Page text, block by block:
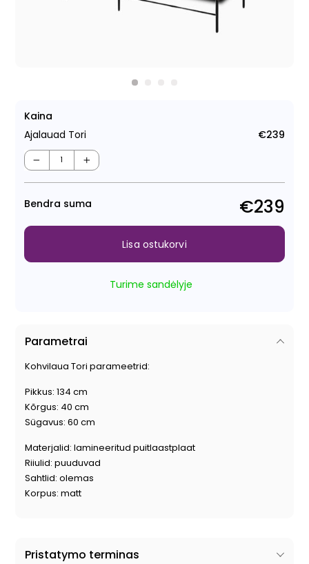
Kaina
Ajalauad Tori
€239
− +
Bendra suma €239
Turime sandėlyje
Lisa ostukorvi
Parametrai
Kohvilaua Tori parameetrid:
Pikkus: 134 cm
Kõrgus: 40 cm
Sügavus: 60 cm
Materjalid: lamineeritud puitlaastplaat
Riiulid: puuduvad
Sahtlid: olemas
Korpus: matt
Pristatymo terminas